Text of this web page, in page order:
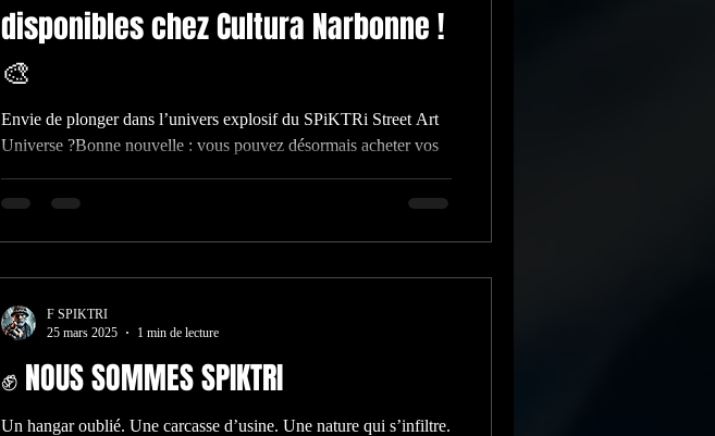
disponibles chez Cultura Narbonne !
🎨
Envie de plonger dans l’univers explosif du SPiKTRi Street Art
Universe ?Bonne nouvelle : vous pouvez désormais acheter vos
✊ NOUS SOMMES SPIKTRI
Un hangar oublié. Une carcasse d’usine. Une nature qui s’infiltre.
F SPIKTRI
25 mars 2025
1 min de lecture